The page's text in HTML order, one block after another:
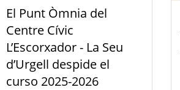
El Punt Òmnia del
Centre Cívic
L’Escorxador - La Seu
d’Urgell despide el
curso 2025-2026